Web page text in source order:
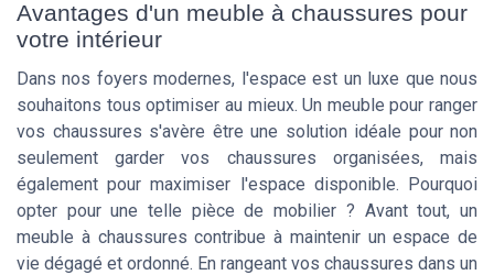
Avantages d'un meuble à chaussures pour
votre intérieur
Dans nos foyers modernes, l'espace est un luxe que nous
souhaitons tous optimiser au mieux. Un meuble pour ranger
vos chaussures s'avère être une solution idéale pour non
seulement garder vos chaussures organisées, mais
également pour maximiser l'espace disponible. Pourquoi
opter pour une telle pièce de mobilier ? Avant tout, un
meuble à chaussures contribue à maintenir un espace de
vie dégagé et ordonné. En rangeant vos chaussures dans un